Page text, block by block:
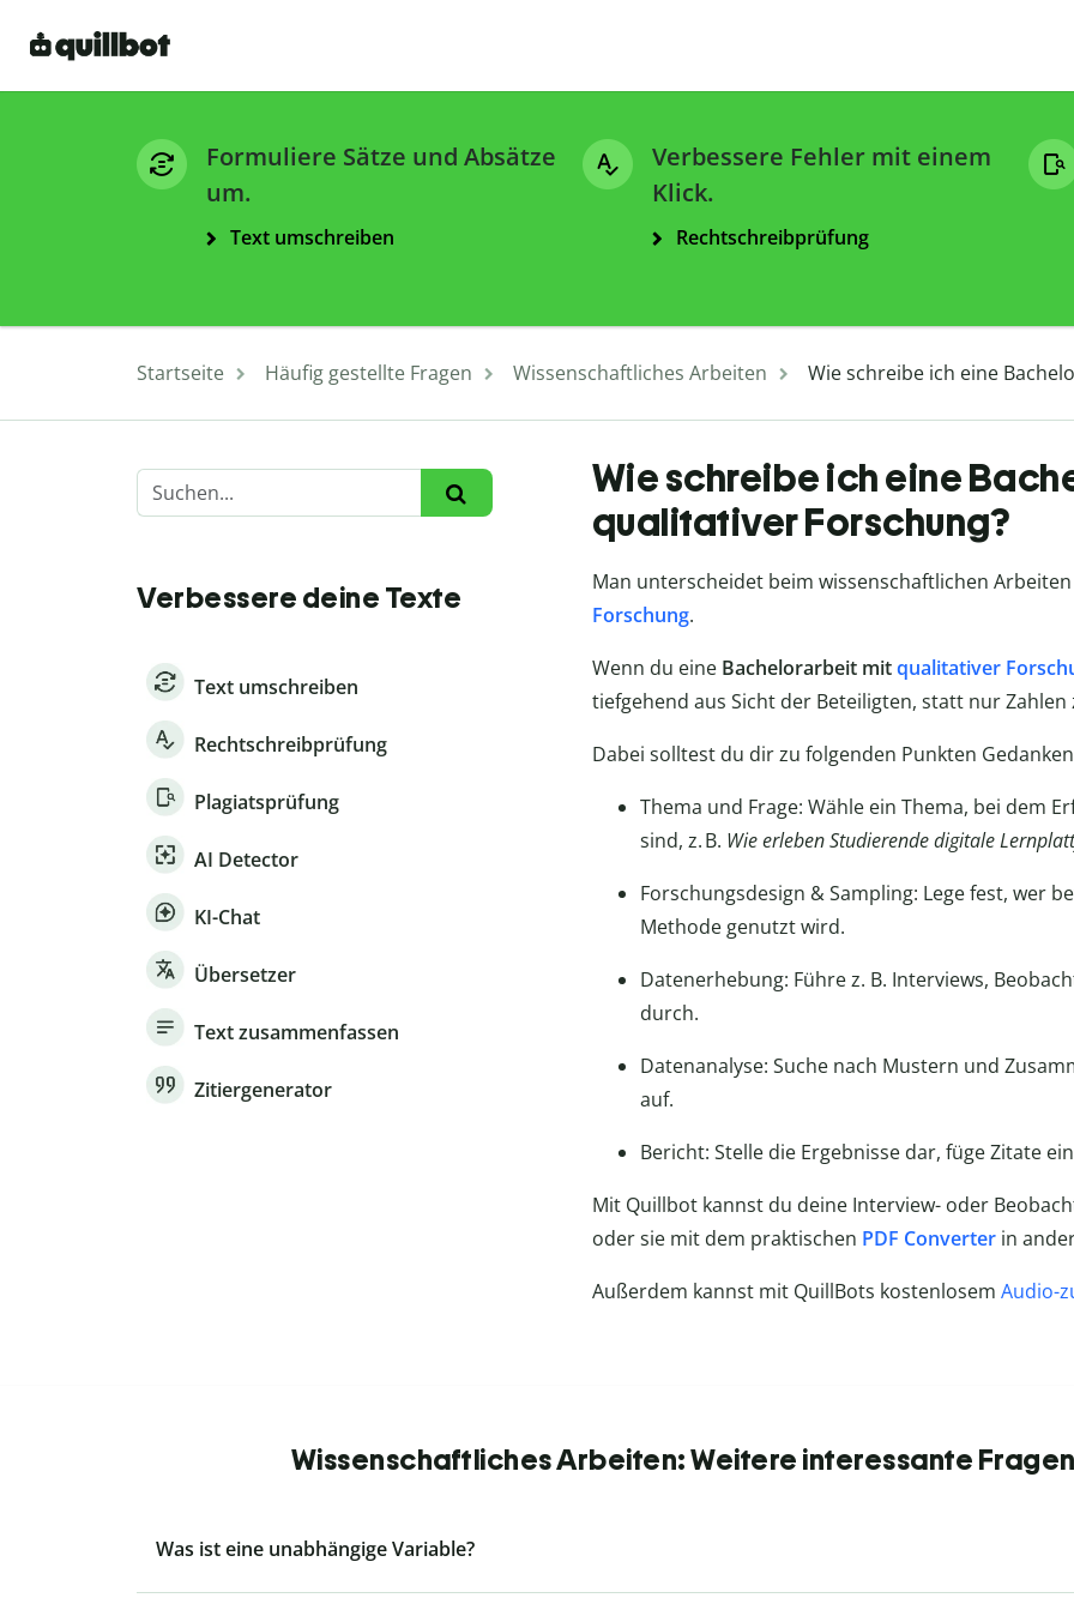
Formuliere Sätze und Absätze
um.
Text umschreiben
Verbessere Fehler mit einem
Klick.
Rechtschreibprüfung
Startseite Häufig gestellte Fragen Wissenschaftliches Arbeiten Wie schreibe ich eine
Verbessere deine Texte
Text umschreiben
Rechtschreibprüfung
Plagiatsprüfung
AI Detector
KI-Chat
Übersetzer
Text zusammenfassen
Zitiergenerator
Wie schreibe ich eine
qualitativer Forschung?
Man unterscheidet beim wissenschaftlichen
Forschung.
Wenn du eine Bachelorarbeit mitqualitativer
tiefgehend aus Sicht der Beteiligten, statt nur Zahlen
Dabei solltest du dir zu folgenden Punkten
Thema und Frage: Wähle ein Thema, bei dem
sind, z. B. Wie erleben Studierende digitale
Forschungsdesign & Sampling: Lege fest, wer
Methode genutzt wird.
Datenerhebung: Führe z. B. Interviews,
durch.
Datenanalyse: Suche nach Mustern und
auf.
Bericht: Stelle die Ergebnisse dar, füge Zitate
Mit Quillbot kannst du deine Interview- oder
oder sie mit dem praktischen PDF Converter in
Außerdem kannst mit QuillBots kostenlosem Audio-
Wissenschaftliches Arbeiten: Weitere interessante
Was ist eine unabhängige Variable?